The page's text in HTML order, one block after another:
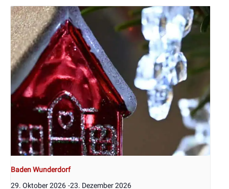
Baden Wunderdorf
29. Oktober 2026 -23. Dezember 2026